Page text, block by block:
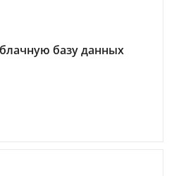
базу данных